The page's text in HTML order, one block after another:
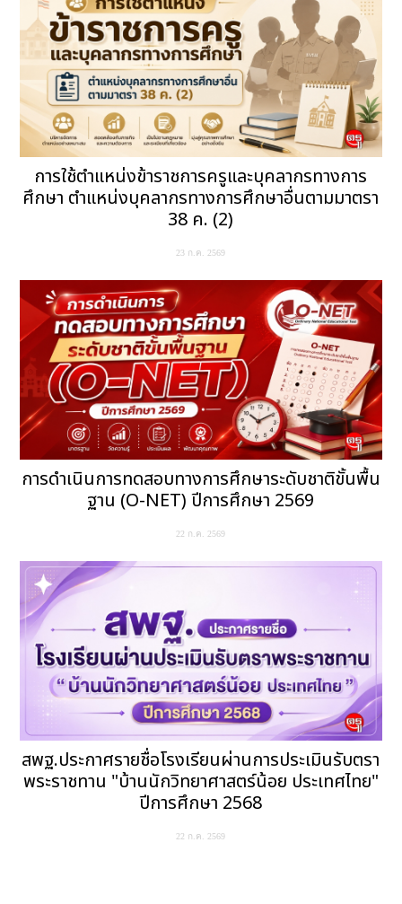
การใช้ตำแหน่งข้าราชการครูและบุคลากรทางการ
ศึกษา ตำแหน่งบุคลากรทางการศึกษาอื่นตามมาตรา
38 ค. (2)
23 ก.ค. 2569
การดำเนินการทดสอบทางการศึกษาระดับชาติขั้นพื้น
ฐาน (O-NET) ปีการศึกษา 2569
22 ก.ค. 2569
สพฐ.ประกาศรายชื่อโรงเรียนผ่านการประเมินรับตรา
พระราชทาน "บ้านนักวิทยาศาสตร์น้อย ประเทศไทย"
ปีการศึกษา 2568
22 ก.ค. 2569